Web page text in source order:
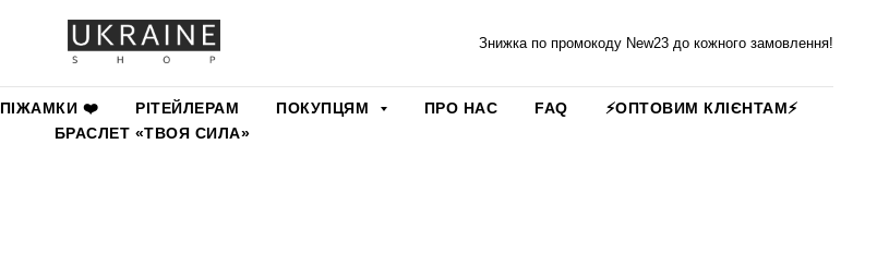
Знижка по промокоду New23 до кожного замовлення!
ПІЖАМКИ ❤️ РІТЕЙЛЕРАМ ПОКУПЦЯМ ПРО НАС FAQ
⚡️ОПТОВИМ КЛІЄНТАМ⚡️
БРАСЛЕТ «ТВОЯ СИЛА»